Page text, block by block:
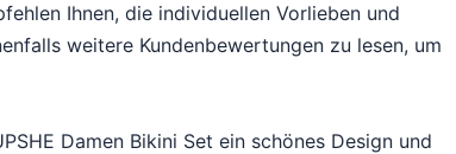
Ihnen, die individuellen Vorlieben und
weitere Kundenbewertungen zu lesen, um
Damen Bikini Set ein schönes Design und